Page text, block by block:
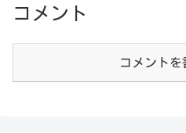
コメント
コメントを